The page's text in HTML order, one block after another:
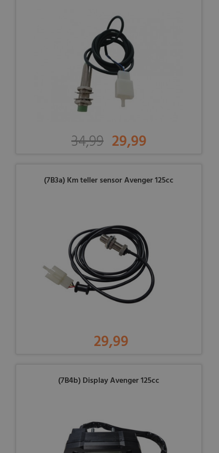
34,99 29,99
(7B3a) Km teller sensor Avenger 125cc
29,99
(7B4b) Display Avenger 125cc